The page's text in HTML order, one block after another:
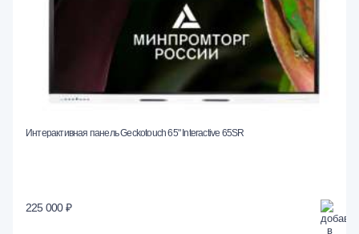
Интерактивная панель Geckotouch 65" Interactive 65SR
225 000 ₽